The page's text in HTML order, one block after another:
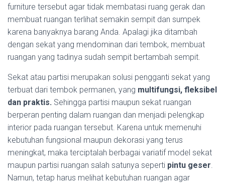
furniture tersebut agar tidak membatasi ruang gerak dan
membuat ruangan terlihat semakin sempit dan sumpek
karena banyaknya barang Anda. Apalagi jika ditambah
dengan sekat yang mendominan dari tembok, membuat
ruangan yang tadinya sudah sempit bertambah sempit.
Sekat atau partisi merupakan solusi pengganti sekat yang
terbuat dari tembok permanen, yang multifungsi, fleksibel
dan praktis. Sehingga partisi maupun sekat ruangan
berperan penting dalam ruangan dan menjadi pelengkap
interior pada ruangan tersebut. Karena untuk memenuhi
kebutuhan fungsional maupun dekorasi yang terus
meningkat, maka terciptalah berbagai variatif model sekat
maupun partisi ruangan salah satunya seperti pintu geser.
Namun, tetap harus melihat kebutuhan ruangan agar